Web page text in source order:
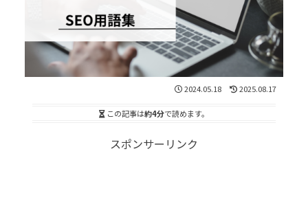
2024.05.18 2025.08.17
この記事は約4分で読めます。
スポンサーリンク